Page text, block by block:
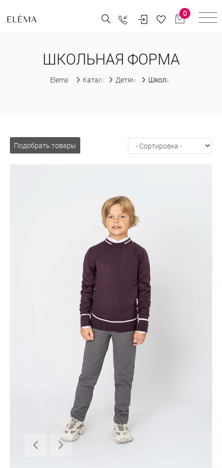
0
ШКОЛЬНАЯ ФОРМА
Elema Каталог Детям Школьная форма
Подобрать товары